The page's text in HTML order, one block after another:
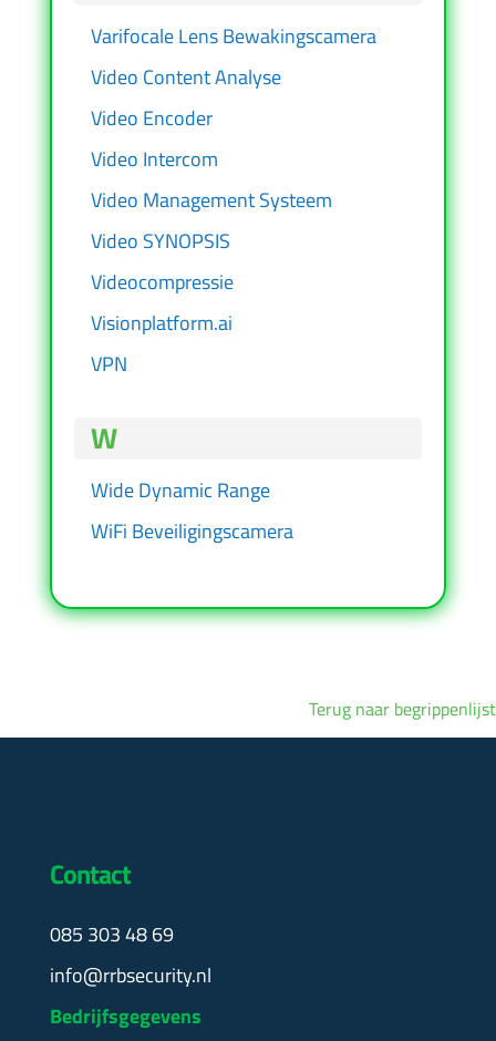
Varifocale Lens Bewakingscamera
Video Content Analyse
Video Encoder
Video Intercom
Video Management Systeem
Video SYNOPSIS
Videocompressie
Visionplatform.ai
VPN
W
Wide Dynamic Range
WiFi Beveiligingscamera
Terug naar begrippenlijst
Contact
085 303 48 69
info@rrbsecurity.nl
Bedrijfsgegevens